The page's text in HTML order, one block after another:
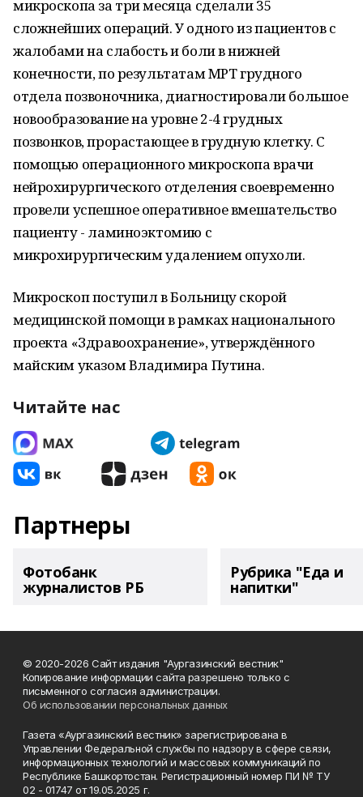
микроскопа за три месяца сделали 35
сложнейших операций. У одного из пациентов с
жалобами на слабость и боли в нижней
конечности, по результатам МРТ грудного
отдела позвоночника, диагностировали большое
новообразование на уровне 2-4 грудных
позвонков, прорастающее в грудную клетку. С
помощью операционного микроскопа врачи
нейрохирургического отделения своевременно
провели успешное оперативное вмешательство
пациенту - ламиноэктомию с
микрохирургическим удалением опухоли.
Микроскоп поступил в Больницу скорой
медицинской помощи в рамках национального
проекта «Здравоохранение», утверждённого
майским указом Владимира Путина.
Читайте нас
Партнеры
Фотобанк
журналистов РБ
Рубрика "Еда и
напитки"
© 2020-2026 Сайт издания "Аургазинский вестник"
Копирование информации сайта разрешено только с
письменного согласия администрации.
Об использовании персональных данных
Газета «Аургазинский вестник» зарегистрирована в
Управлении Федеральной службы по надзору в сфере связи,
информационных технологий и массовых коммуникаций по
Республике Башкортостан. Регистрационный номер ПИ № ТУ
02 - 01747 от 19.05.2025 г.